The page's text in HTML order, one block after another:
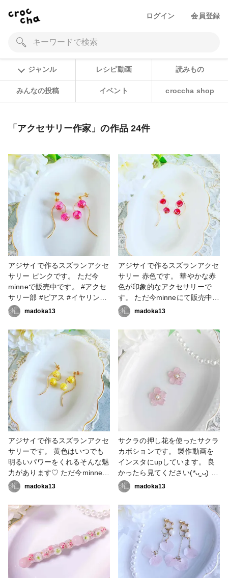
ログイン 会員登録
ジャンル レシピ動画 読みもの
みんなの投稿 イベント croccha shop
「アクセサリー作家」の作品 24件
アジサイで作るスズランアクセ
サリー ピンクです。 ただ今
minneで販売中です。 #アクセ
サリー部 #ピアス #イヤリング
#ハンドメイドアクセサリー
#アクセサリー作家
madoka13
アジサイで作るスズランアクセ
サリー 赤色です。 華やかな赤
色が印象的なアクセサリーで
す。 ただ今minneにて販売中で
す。 #アクセサリー部 #ピアス
#イヤリング #ハンドメイドア
クセサリー #アクセサリー作
家
madoka13
アジサイで作るスズランアクセ
サリーです。 黄色はいつでも
明るいパワーをくれるそんな魅
力があります♡ ただ今minneに
て販売中です。 #アクセサリー
部 #ピアス #イヤリング #アク
セサリー作家
madoka13
サクラの押し花を使ったサクラ
カボションです。 製作動画を
インスタにupしています。 良
かったら見てください(*ᴗ͈ˬᴗ͈) #
春の作品コンテスト2023 #ア
クセサリー部 #ピアス #イヤリ
ング #レジン大好き #レジン
パーツ #アクセサリー作家
madoka13